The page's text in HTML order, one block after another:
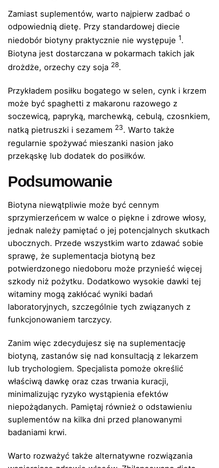
Zamiast suplementów, warto najpierw zadbać o
odpowiednią dietę. Przy standardowej diecie
niedobór biotyny praktycznie nie występuje 1.
Biotyna jest dostarczana w pokarmach takich jak
drożdże, orzechy czy soja 28.
Przykładem posiłku bogatego w selen, cynk i krzem
może być spaghetti z makaronu razowego z
soczewicą, papryką, marchewką, cebulą, czosnkiem,
natką pietruszki i sezamem 23. Warto także
regularnie spożywać mieszanki nasion jako
przekąskę lub dodatek do posiłków.
Podsumowanie
Biotyna niewątpliwie może być cennym
sprzymierzeńcem w walce o piękne i zdrowe włosy,
jednak należy pamiętać o jej potencjalnych skutkach
ubocznych. Przede wszystkim warto zdawać sobie
sprawę, że suplementacja biotyną bez
potwierdzonego niedoboru może przynieść więcej
szkody niż pożytku. Dodatkowo wysokie dawki tej
witaminy mogą zakłócać wyniki badań
laboratoryjnych, szczególnie tych związanych z
funkcjonowaniem tarczycy.
Zanim więc zdecydujesz się na suplementację
biotyną, zastanów się nad konsultacją z lekarzem
lub trychologiem. Specjalista pomoże określić
właściwą dawkę oraz czas trwania kuracji,
minimalizując ryzyko wystąpienia efektów
niepożądanych. Pamiętaj również o odstawieniu
suplementów na kilka dni przed planowanymi
badaniami krwi.
Warto rozważyć także alternatywne rozwiązania